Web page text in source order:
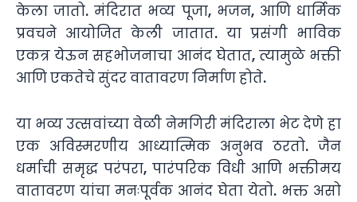
केला जातो. मंदिरात भव्य पूजा, भजन, आणि धार्मिक
प्रवचने आयोजित केली जातात. या प्रसंगी भाविक
एकत्र येऊन सहभोजनाचा आनंद घेतात, त्यामुळे भक्ती
आणि एकतेचे सुंदर वातावरण निर्माण होते.
या भव्य उत्सवांच्या वेळी नेमगिरी मंदिराला भेट देणे हा
एक अविस्मरणीय आध्यात्मिक अनुभव ठरतो. जैन
धर्माची समृद्ध परंपरा, पारंपरिक विधी आणि भक्तीमय
वातावरण यांचा मनःपूर्वक आनंद घेता येतो. भक्त असो